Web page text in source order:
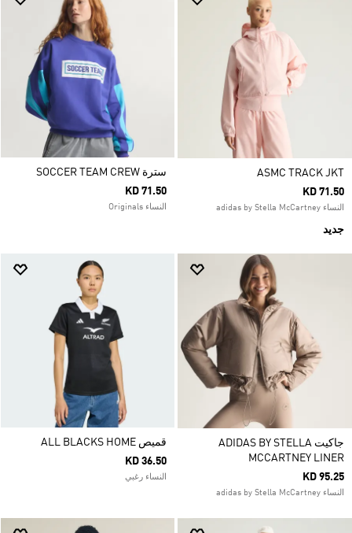
ASMC TRACK JKT
KD 71.50
النساء adidas by Stella McCartney
جديد
سترة SOCCER TEAM CREW
KD 71.50
النساء Originals
جاكيت ADIDAS BY STELLA
MCCARTNEY LINER
KD 95.25
النساء adidas by Stella McCartney
قميص ALL BLACKS HOME
KD 36.50
النساء رغبي